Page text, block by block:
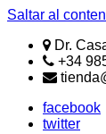
Saltar al
Dr.
+34
facebook
twitter